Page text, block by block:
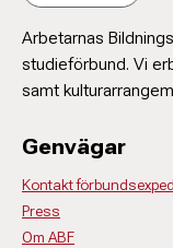
Arbetarnas
studieförbund. Vi
samt
Genvägar
Kontakt
Press
Om ABF